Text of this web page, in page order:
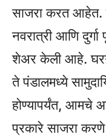
साजरा करत आहेत.
नवरात्री आणि
शेअर केली आहे.
ते पंडालमध्ये
होण्यापर्यंत, आमचे
प्रकारे साजरा